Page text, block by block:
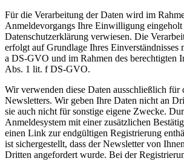
Für die Verarbeitung der Daten wird im
Anmeldevorgangs Ihre Einwilligung eingeholt
Datenschutzerklärung verwiesen. Die
erfolgt auf Grundlage Ihres Einverständnisses
a DS-GVO und im Rahmen des berechtigten
Abs. 1 lit. f DS-GVO.
Wir verwenden diese Daten ausschließlich für
Newsletters. Wir geben Ihre Daten nicht an
sie auch nicht für sonstige eigene Zwecke.
Anmeldesystem mit einer zusätzlichen
einen Link zur endgültigen Registrierung
ist sichergestellt, dass der Newsletter von
Dritten angefordert wurde. Bei der